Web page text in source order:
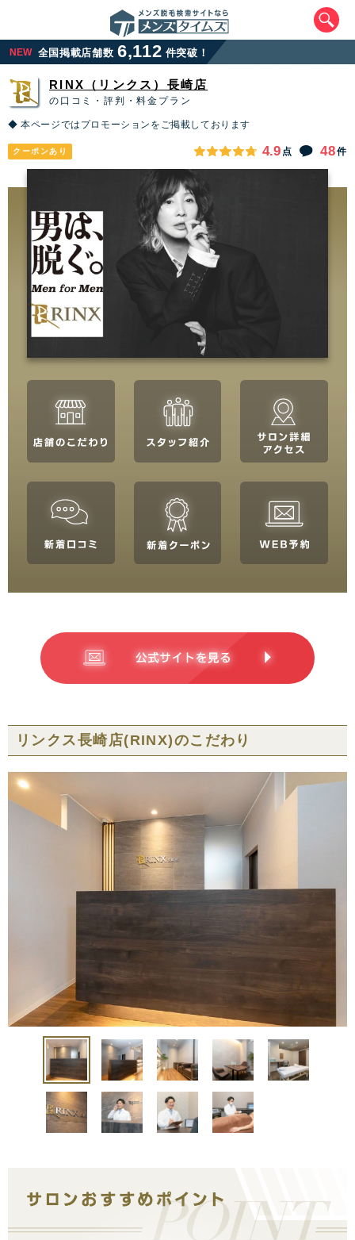
NEW 全国掲載店舗数 6,112 件突破！
RINX（リンクス）長崎店
の口コミ・評判・料金プラン
◆ 本ページではプロモーションをご掲載しております
クーポンあり 4.9 点 48件
リンクス長崎店(RINX)のこだわり
エリアから最寄りサロンを探す
北海道・東北
北海道 岩手県
秋田県 福島県
茨城県 埼玉県
千葉県 東京都 神奈川県
中部
新潟県 福井県
山梨県 長野県 岐阜県 静岡県
愛知県
滋賀県 京都府 大阪府 兵庫県
中国・四国
鳥取県 広島県
山口県 徳島県 香川県
九州・沖縄
長崎県 熊本県
宮崎県